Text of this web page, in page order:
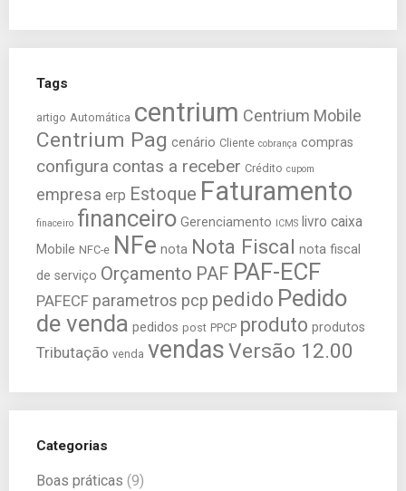
Tags
artigo Automática centrium Centrium Mobile
Centrium Pag cenário Cliente cobrança compras
configura contas a receber Crédito cupom
empresa erp Estoque Faturamento
finaceiro financeiro Gerenciamento ICMS livro caixa
Mobile NFC-e NFe nota Nota Fiscal nota fiscal
de serviço Orçamento PAF PAF-ECF
PAFECF parametros pcp pedido Pedido
de venda pedidos post PPCP produto produtos
Tributação venda vendasVersão 12.00
Categorias
Boas práticas (9)